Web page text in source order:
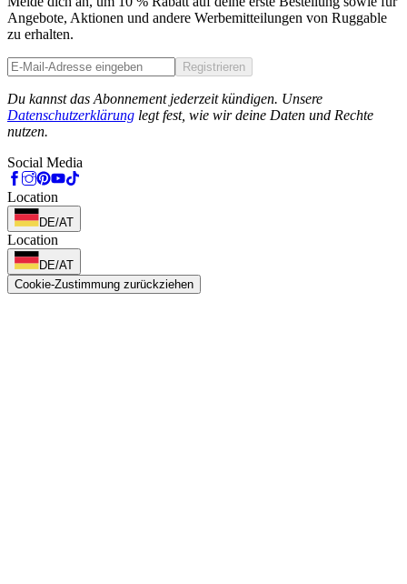
Angebote, Aktionen und andere Werbemitteilungen von Ruggable
zu erhalten.
Registrieren
Du kannst das Abonnement jederzeit kündigen. Unsere
Datenschutzerklärung legt fest, wie wir deine Daten und Rechte
nutzen.
Social Media
Location
DE/AT
Location
DE/AT
Cookie-Zustimmung zurückziehen